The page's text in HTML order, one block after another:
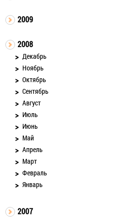
2009
2008
Декабрь
Ноябрь
Октябрь
Сентябрь
Август
Июль
Июнь
Май
Апрель
Март
Февраль
Январь
2007